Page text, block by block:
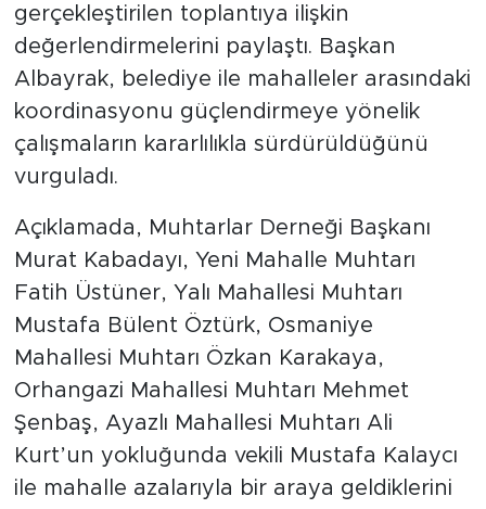
gerçekleştirilen toplantıya ilişkin
değerlendirmelerini paylaştı. Başkan
Albayrak, belediye ile mahalleler arasındaki
koordinasyonu güçlendirmeye yönelik
çalışmaların kararlılıkla sürdürüldüğünü
vurguladı.
Açıklamada, Muhtarlar Derneği Başkanı
Murat Kabadayı, Yeni Mahalle Muhtarı
Fatih Üstüner, Yalı Mahallesi Muhtarı
Mustafa Bülent Öztürk, Osmaniye
Mahallesi Muhtarı Özkan Karakaya,
Orhangazi Mahallesi Muhtarı Mehmet
Şenbaş, Ayazlı Mahallesi Muhtarı Ali
Kurt’un yokluğunda vekili Mustafa Kalaycı
ile mahalle azalarıyla bir araya geldiklerini